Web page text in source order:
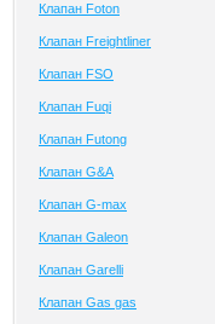
Клапан Foton
Клапан Freightliner
Клапан FSO
Клапан Fuqi
Клапан Futong
Клапан G&A
Клапан G-max
Клапан Galeon
Клапан Garelli
Клапан Gas gas